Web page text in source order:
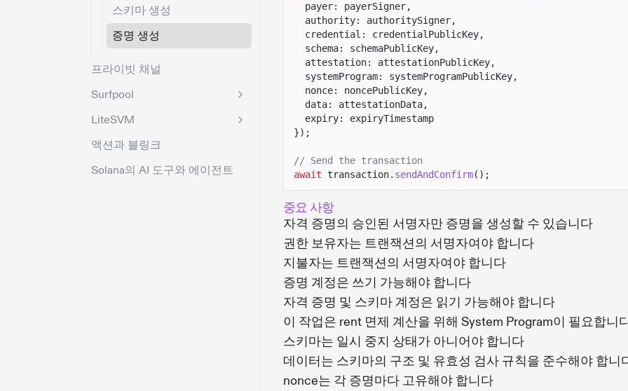
스키마 생성
증명 생성
프라이빗 채널
Surfpool
LiteSVM
액션과 블링크
Solana의 AI 도구와 에이전트
payer: payerSigner,
authority: authoritySigner,
credential: credentialPublicKey,
schema: schemaPublicKey,
attestation: attestationPublicKey,
systemProgram: systemProgramPublicKey,
nonce: noncePublicKey,
data: attestationData,
expiry: expiryTimestamp
});
// Send the transaction
await transaction. sendAndConfirm();
중요 사항
자격 증명의 승인된 서명자만 증명을 생성할 수 있습니다
권한 보유자는 트랜잭션의 서명자여야 합니다
지불자는 트랜잭션의 서명자여야 합니다
증명 계정은 쓰기 가능해야 합니다
자격 증명 및 스키마 계정은 읽기 가능해야 합니다
이 작업은 rent 면제 계산을 위해 System Program이 필요합니
스키마는 일시 중지 상태가 아니어야 합니다
데이터는 스키마의 구조 및 유효성 검사 규칙을 준수해야 합니
nonce는 각 증명마다 고유해야 합니다